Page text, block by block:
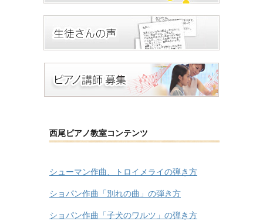
西尾ピアノ教室コンテンツ
シューマン作曲、トロイメライの弾き方
ショパン作曲「別れの曲」の弾き方
ショパン作曲「子犬のワルツ」の弾き方